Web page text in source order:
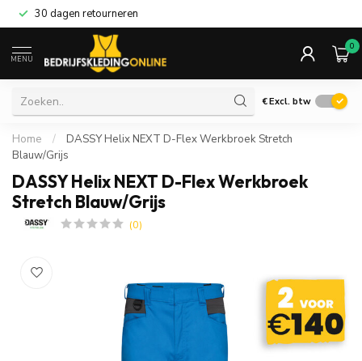
30 dagen retourneren
MENU
0
€Excl. btw
Home /
DASSY Helix NEXT D-Flex Werkbroek Stretch
Blauw/Grijs
DASSY Helix NEXT D-Flex Werkbroek
Stretch Blauw/Grijs
(0)